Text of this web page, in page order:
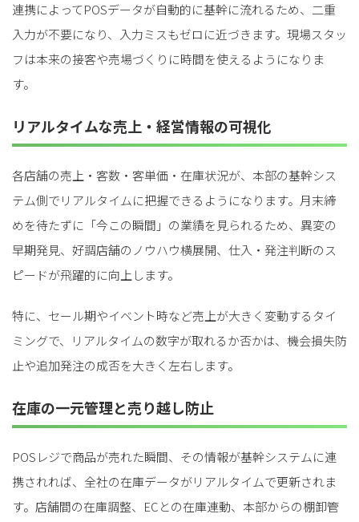
連携によってPOSデータが自動的に基幹に流れるため、二重
入力が不要になり、入力ミスもゼロに近づきます。現場スタッ
フは本来の接客や売場づくりに時間を使えるようになりま
す。
リアルタイムな売上・経営情報の可視化
各店舗の売上・客数・客単価・在庫状況が、本部の基幹シス
テム側でリアルタイムに把握できるようになります。月末締
めを待たずに「今この瞬間」の業績を見られるため、異変の
早期発見、好調店舗のノウハウ横展開、仕入・発注判断のス
ピードが飛躍的に向上します。
特に、セール期やイベント時など売上が大きく変動するタイ
ミングで、リアルタイムの数字が取れるか否かは、機会損失防
止や追加発注の成否を大きく左右します。
在庫の一元管理と売り越し防止
POSレジで商品が売れた瞬間、その情報が基幹システムに連
携されれば、全社の在庫データがリアルタイムで更新されま
す。店舗間の在庫調整、ECとの在庫連動、本部からの棚卸管